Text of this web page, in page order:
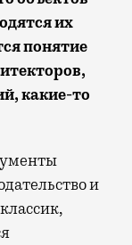
их
понятие
какие-то
и